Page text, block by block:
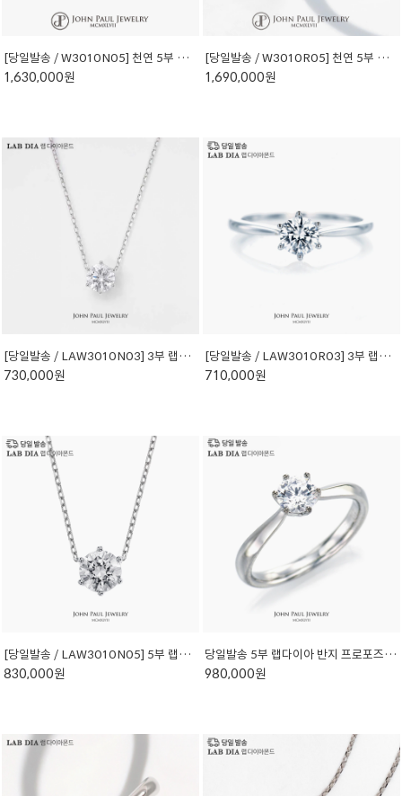
[당일발송 / W3010N05] 천연 5부 다이아몬드 목걸이
1,630,000원
[당일발송 / W3010R05] 천연 5부 다이아몬드 반지
1,690,000원
[당일발송 / LAW3010N03] 3부 랩다이아몬드 목걸이
730,000원
[당일발송 / LAW3010R03] 3부 랩다이아몬드 반지
710,000원
[당일발송 / LAW3010N05] 5부 랩다이아몬드 목걸이
830,000원
당일발송 5부 랩다이아 반지 프로포즈 선물 LAW3010R05
980,000원